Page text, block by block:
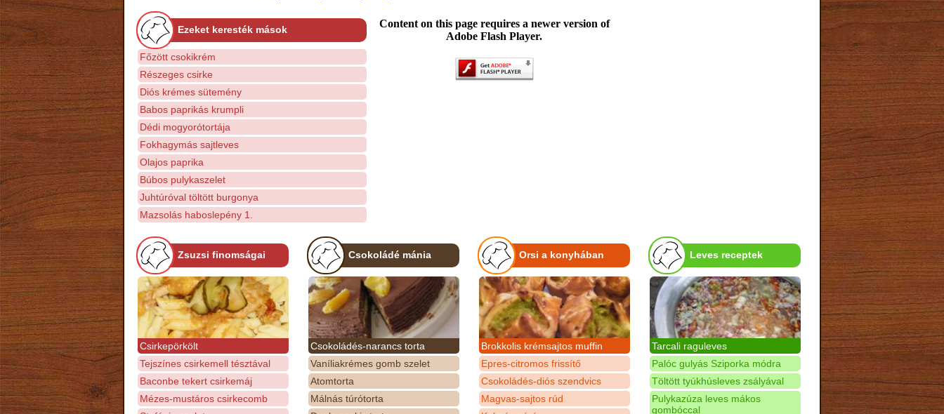
Ezeket keresték mások
Főzött csokikrém
Részeges csirke
Diós krémes sütemény
Babos paprikás krumpli
Dédi mogyorótortája
Fokhagymás sajtleves
Olajos paprika
Búbos pulykaszelet
Juhtúróval töltött burgonya
Mazsolás haboslepény 1.
Content on this page requires a newer version of
Adobe Flash Player.
Zsuzsi finomságai
Csirkepörkölt
Tejszínes csirkemell tésztával
Baconbe tekert csirkemáj
Mézes-mustáros csirkecomb
Csokoládé mánia
Csokoládés-narancs torta
Vaníliakrémes gomb szelet
Atomtorta
Málnás túrótorta
Orsi a konyhában
Brokkolis krémsajtos muffin
Epres-citromos frissítő
Csokoládés-diós szendvics
Magvas-sajtos rúd
Leves receptek
Tarcali raguleves
Palóc gulyás Sziporka módra
Töltött tyúkhúsleves zsályával
Pulykazúza leves mákos
gombóccal